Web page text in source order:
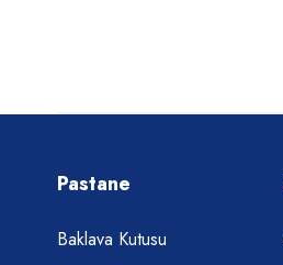
Pastane
Baklava Kutusu